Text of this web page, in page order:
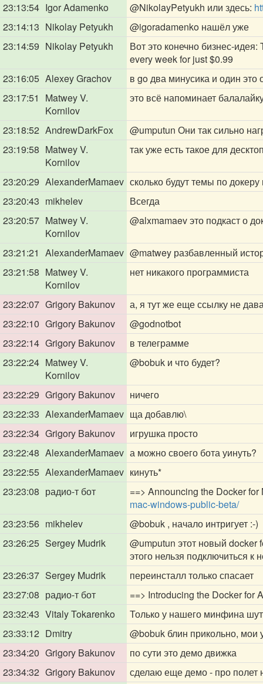
23:13:54 Igor Adamenko @NikolayPetyukh или здесь:
23:14:13 Nikolay Petyukh @igoradamenko нашёл уже
23:14:59 Nikolay Petyukh
Вот это конечно бизнес-
every week for just $0.99
23:16:05 Alexey Grachov
в go два минусика и один
23:17:51
Matwey V.
Kornilov
это всё напоминает
23:18:52 AndrewDarkFox @umputun Они так сильно
23:19:58 Matwey V.
Kornilov
так уже есть такое для
23:20:29 AlexanderMamaev сколько будут темы по докеру
23:20:43 mikhelev
Всегда
23:20:57 Matwey V.
Kornilov
@alxmamaevэто подкаст о
23:21:21 AlexanderMamaev @matwey разбавленный
23:21:58 Matwey V.
Kornilov
нет никакого программиста
23:22:07 Grigory Bakunov
а, я тут же еще ссылку не
23:22:10 Grigory Bakunov
@godnotbot
23:22:14 Grigory Bakunov
в телеграмме
23:22:24 Matwey V.
Kornilov
@bobuk и что будет?
23:22:29 Grigory Bakunov
ничего
23:22:33 AlexanderMamaev ща добавлю\
23:22:34 Grigory Bakunov
игрушка просто
23:22:48 AlexanderMamaev а можно своего бота уинуть?
23:22:55 AlexanderMamaev кинуть*
23:23:08 радио-т бот
==> Announcing the Docker
mac-windows-public-beta/
23:23:56 mikhelev @bobuk , начало интригует :-)
23:26:25 Sergey Mudrik @umputun этот новый docker
этого нельзя подключиться к
23:26:37 Sergey Mudrik
переинсталл только спасает
23:27:08 радио-т бот
==> Introducing the Docker for
23:32:43 Vitaly Tokarenko
Только у нашего минфина
23:33:12 Dmitry @bobuk блин прикольно, мои
23:34:20 Grigory Bakunov
по сути это демо движка
23:34:32 Grigory Bakunov
сделаю еще демо - про полет